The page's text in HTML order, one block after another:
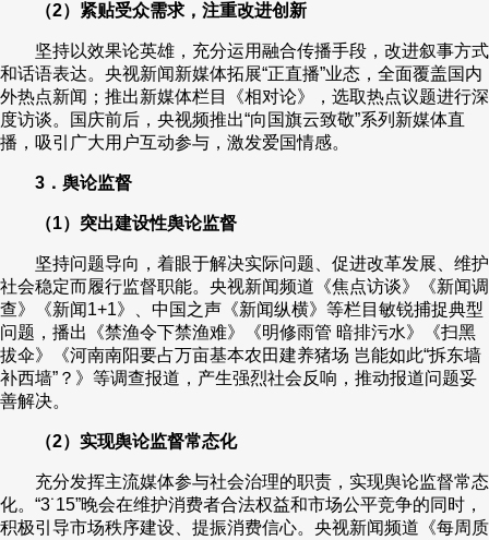
（2）紧贴受众需求，注重改进创新
坚持以效果论英雄，充分运用融合传播手段，改进叙事方式
和话语表达。央视新闻新媒体拓展“正直播”业态，全面覆盖国内
外热点新闻；推出新媒体栏目《相对论》，选取热点议题进行深
度访谈。国庆前后，央视频推出“向国旗云致敬”系列新媒体直
播，吸引广大用户互动参与，激发爱国情感。
3．舆论监督
（1）突出建设性舆论监督
坚持问题导向，着眼于解决实际问题、促进改革发展、维护
社会稳定而履行监督职能。央视新闻频道《焦点访谈》《新闻调
查》《新闻1+1》、中国之声《新闻纵横》等栏目敏锐捕捉典型
问题，播出《禁渔令下禁渔难》《明修雨管 暗排污水》《扫黑
拔伞》《河南南阳要占万亩基本农田建养猪场 岂能如此“拆东墙
补西墙”？》等调查报道，产生强烈社会反响，推动报道问题妥
善解决。
（2）实现舆论监督常态化
充分发挥主流媒体参与社会治理的职责，实现舆论监督常态
化。“3˙15”晚会在维护消费者合法权益和市场公平竞争的同时，
积极引导市场秩序建设、提振消费信心。央视新闻频道《每周质